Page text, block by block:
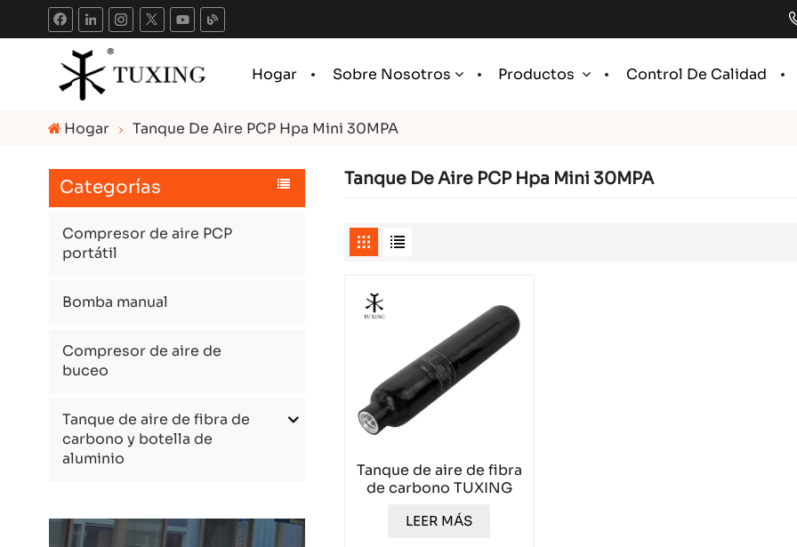
Hogar Sobre Nosotros Productos Control De Calidad
Hogar Tanque De Aire PCP Hpa Mini 30MPA
Categorías
Compresor de aire PCP
portátil
Bomba manual
Compresor de aire de
buceo
Tanque de aire de fibra de
carbono y botella de
aluminio
Tanque De Aire PCP Hpa Mini 30MPA
Tanque de aire de fibra
de carbono TUXING
psi HPA TXCGS037
LEER MÁS